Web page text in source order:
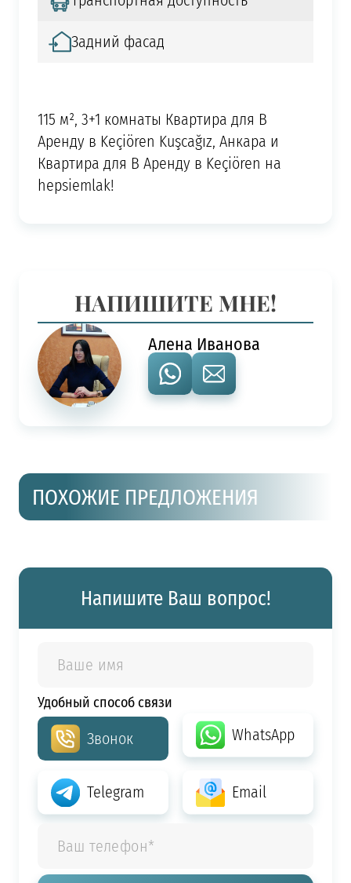
Задний фасад
115 м², 3+1 комнаты Квартира для В
Аренду в Keçiören Kuşcağız, Анкара и
Квартира для В Аренду в Keçiören на
hepsiemlak!
НАПИШИТЕ МНЕ!
Алена Иванова
ПОХОЖИЕ ПРЕДЛОЖЕНИЯ
Напишите Ваш вопрос!
Удобный способ связи
Звонок WhatsApp
Telegram Email